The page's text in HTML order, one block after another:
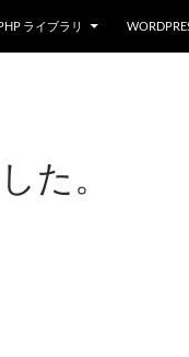
ライブラリ
た。